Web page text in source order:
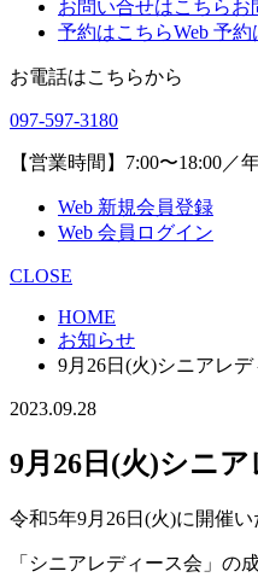
お問い合せはこちらお
予約はこちらWeb 予約
お電話はこちらから
097-597-3180
【営業時間】7:00〜18:00／
Web 新規会員登録
Web 会員ログイン
CLOSE
HOME
お知らせ
9月26日(火)シニアレ
2023.09.28
9月26日(火)シニ
令和5年9月26日(火)に開催
「シニアレディース会」の